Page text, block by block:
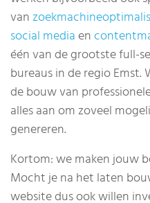
van
social mediaen
één van de grootste full-
bureaus in de regio Emst.
de bouw van
alles aan om zoveel
genereren.
Kortom: we maken jouw
Mocht je na het laten
website dus ook willen